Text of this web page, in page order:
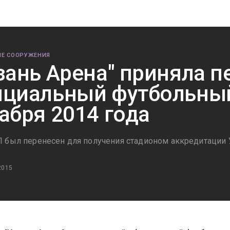
СООРУЖЕНИЯ
Арена" приняла
2014 года
перенесен для получения стадионом